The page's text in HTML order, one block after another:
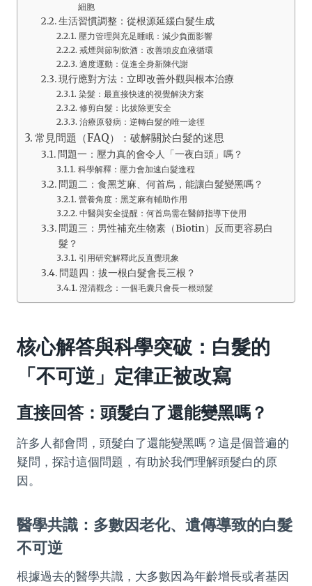
細胞
生活習慣調整：從根源延緩白髮生成
壓力管理與充足睡眠：減少負面影響
戒煙與節制飲酒：改善頭皮血液循環
適度運動：促進全身新陳代謝
現行應對方法：立即改善外觀與根本治療
染髮：最直接快速的視覺解決方案
修剪白髮：比拔除更安全
治療原發病：逆轉白髮的唯一途徑
常見問題（FAQ）：破解關於白髮的迷思
問題一：壓力真的會令人「一夜白頭」嗎？
科學解釋：壓力會加速白髮進程
問題二：食黑芝麻、何首烏，能讓白髮變黑嗎？
營養角度：黑芝麻有輔助作用
中醫與安全提醒：何首烏需在醫師指導下使用
問題三：男性補充生物素（Biotin）反而更容易白
髮？
引用研究解釋此反直覺現象
問題四：拔一根白髮會長三根？
澄清觀念：一個毛囊只會長一根頭髮
核心解答與科學突破：白髮的
「不可逆」定律正被改寫
直接回答：頭髮白了還能變黑嗎？
許多人都會問，頭髮白了還能變黑嗎？這是個普遍的
疑問，探討這個問題，有助於我們理解頭髮白的原
因。
醫學共識：多數因老化、遺傳導致的白髮
不可逆
根據過去的醫學共識，大多數因為年齡增長或者基因